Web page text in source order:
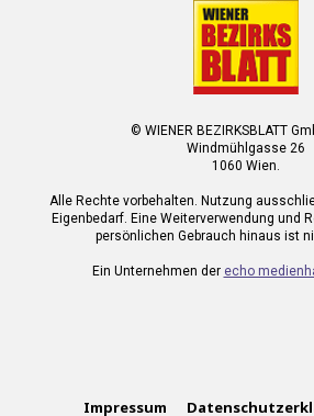
© WIENER BEZIRKSBLATT
Windmühlgasse 26
1060 Wien.
Alle Rechte vorbehalten. Nutzung
Eigenbedarf. Eine Weiterverwendung und
persönlichen Gebrauch hinaus ist
Ein Unternehmen der echo
Impressum